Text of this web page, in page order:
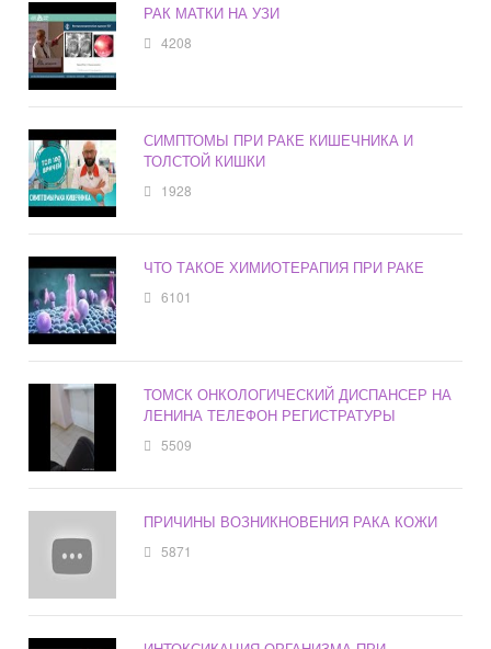
РАК МАТКИ НА УЗИ
4208
СИМПТОМЫ ПРИ РАКЕ КИШЕЧНИКА И
ТОЛСТОЙ КИШКИ
1928
ЧТО ТАКОЕ ХИМИОТЕРАПИЯ ПРИ РАКЕ
6101
ТОМСК ОНКОЛОГИЧЕСКИЙ ДИСПАНСЕР НА
ЛЕНИНА ТЕЛЕФОН РЕГИСТРАТУРЫ
5509
ПРИЧИНЫ ВОЗНИКНОВЕНИЯ РАКА КОЖИ
5871